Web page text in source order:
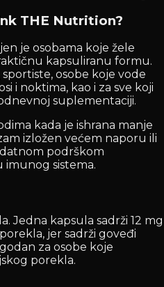
THE Nutrition?
je osobama koje žele
kapsuliranu formu.
osobe koje vode
i noktima, kao i za sve koji
suplementaciji.
kada je ishrana manje
izložen većem naporu ili
podrškom
sistema.
Jedna kapsula sadrži 12 mg
jer sadrži goveđi
za osobe koje
porekla.